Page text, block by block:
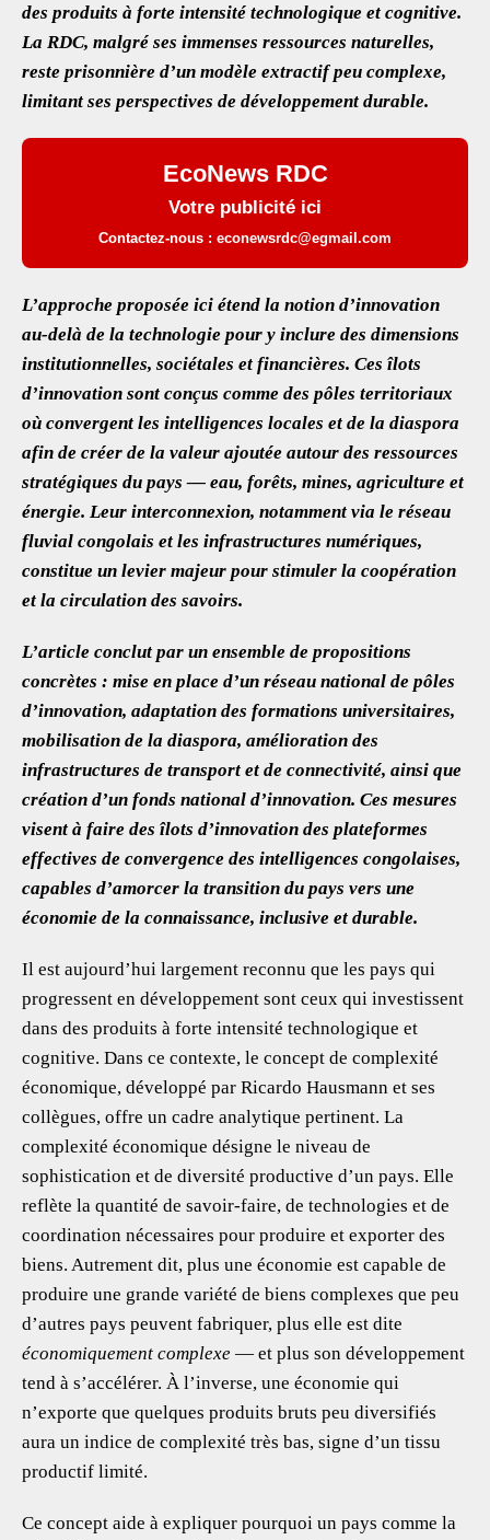
des produits à forte intensité technologique et cognitive.
La RDC, malgré ses immenses ressources naturelles,
reste prisonnière d’un modèle extractif peu complexe,
limitant ses perspectives de développement durable.
EcoNews RDC
Votre publicité ici
Contactez-nous : econewsrdc@egmail.com
L’approche proposée ici étend la notion d’innovation
au-delà de la technologie pour y inclure des dimensions
institutionnelles, sociétales et financières. Ces îlots
d’innovation sont conçus comme des pôles territoriaux
où convergent les intelligences locales et de la diaspora
afin de créer de la valeur ajoutée autour des ressources
stratégiques du pays — eau, forêts, mines, agriculture et
énergie. Leur interconnexion, notamment via le réseau
fluvial congolais et les infrastructures numériques,
constitue un levier majeur pour stimuler la coopération
et la circulation des savoirs.
L’article conclut par un ensemble de propositions
concrètes : mise en place d’un réseau national de pôles
d’innovation, adaptation des formations universitaires,
mobilisation de la diaspora, amélioration des
infrastructures de transport et de connectivité, ainsi que
création d’un fonds national d’innovation. Ces mesures
visent à faire des îlots d’innovation des plateformes
effectives de convergence des intelligences congolaises,
capables d’amorcer la transition du pays vers une
économie de la connaissance, inclusive et durable.
Il est aujourd’hui largement reconnu que les pays qui
progressent en développement sont ceux qui investissent
dans des produits à forte intensité technologique et
cognitive. Dans ce contexte, le concept de complexité
économique, développé par Ricardo Hausmann et ses
collègues, offre un cadre analytique pertinent. La
complexité économique désigne le niveau de
sophistication et de diversité productive d’un pays. Elle
reflète la quantité de savoir-faire, de technologies et de
coordination nécessaires pour produire et exporter des
biens. Autrement dit, plus une économie est capable de
produire une grande variété de biens complexes que peu
d’autres pays peuvent fabriquer, plus elle est dite
économiquement complexe — et plus son développement
tend à s’accélérer. À l’inverse, une économie qui
n’exporte que quelques produits bruts peu diversifiés
aura un indice de complexité très bas, signe d’un tissu
productif limité.
Ce concept aide à expliquer pourquoi un pays comme la